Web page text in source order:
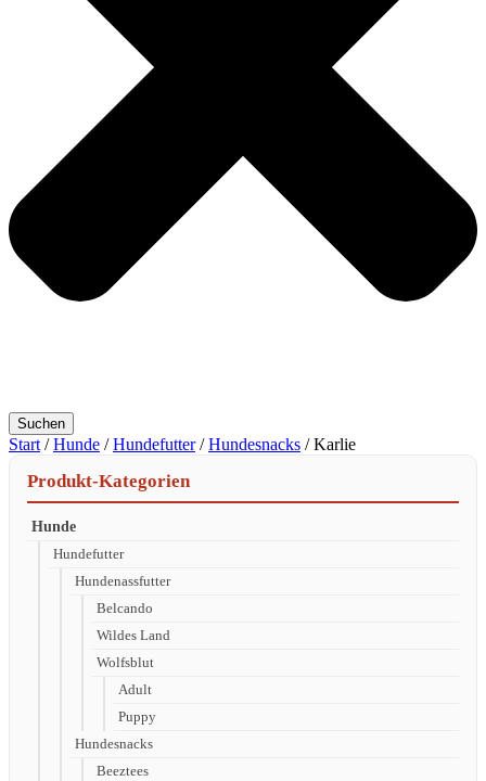
Suchen
Start /Hunde /Hundefutter/Hundesnacks / Karlie
Produkt-Kategorien
Hunde
Hundefutter
Hundenassfutter
Belcando
Wildes Land
Wolfsblut
Adult
Puppy
Hundesnacks
Beeztees